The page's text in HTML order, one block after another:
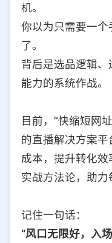
机。
你以为只需要一
了。
背后是选品逻辑
能力的系统作战。
目前，“快缩短网
的直播解决方案
成本，提升转化
实战方法论，助力
记住一句话：
“风口无限好，入